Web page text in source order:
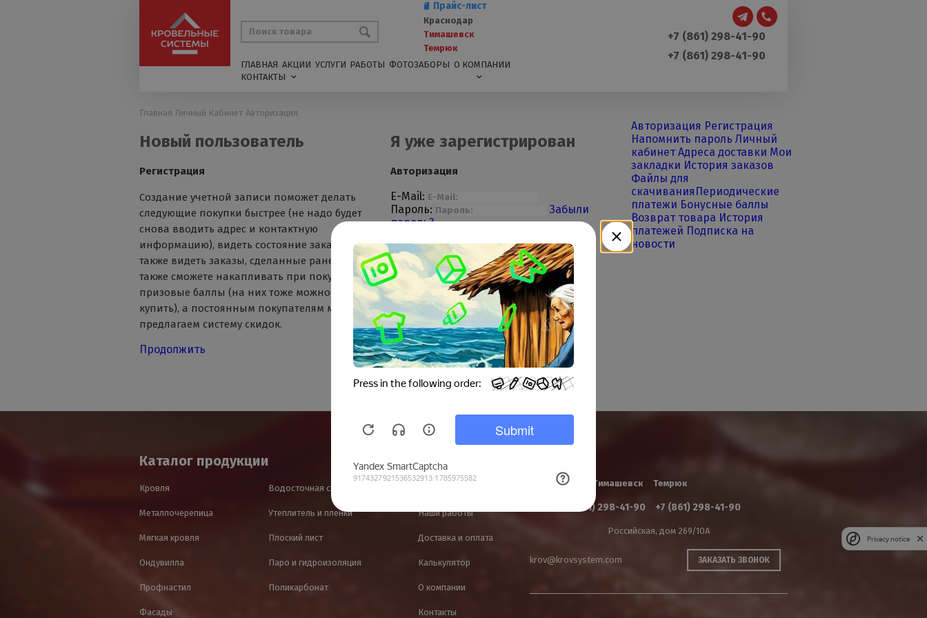
Прайс-лист
Краснодар
Тимашевск
Темрюк
ГЛАВНАЯ АКЦИИ УСЛУГИ РАБОТЫ ФОТОЗАБОРЫ О КОМПАНИИ
КОНТАКТЫ
+7 (861) 298-41-90
+7 (861) 298-41-90
Главная Личный Кабинет Авторизация
Новый пользователь
Регистрация
Создание учетной записи поможет делать
следующие покупки быстрее (не надо будет
снова вводить адрес и контактную
информацию), видеть состояние заказа, а
также видеть заказы, сделанные ранее. Вы
также сможете накапливать при покупках
призовые баллы (на них тоже можно что-то
купить), а постоянным покупателям мы
предлагаем систему скидок.
Продолжить
Я уже зарегистрирован
Авторизация
E-Mail:
Пароль:
Забыли
пароль?
Авторизация Регистрация
Напомнить пароль Личный
кабинет Адреса доставки Мои
закладки История заказов
Файлы для
скачивания Периодические
платежи Бонусные баллы
Возврат товара История
платежей Подписка на
новости
Каталог продукции
Кровля
Металлочерепица
Мягкая кровля
Ондувилла
Профнастил
Фасады
Водосточная система
Утеплитель и пленки
Плоский лист
Паро и гидроизоляция
Поликарбонат
Полезное
Наши работы
Доставка и оплата
Калькулятор
О компании
Контакты
Краснодар Тимашевск Темрюк
+7 (861) 298-41-90 +7 (861) 298-41-90
Российская, дом 269/10А
krov@krovsystem.com ЗАКАЗАТЬ ЗВОНОК
Privacy notice